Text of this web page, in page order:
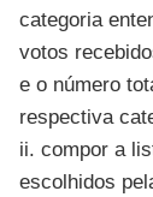
categoria
votos
e o número
respectiva
ii. compor a
escolhidos